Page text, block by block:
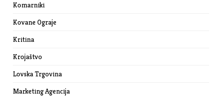
Komarniki
Kovane Ograje
Kritina
Krojaštvo
Lovska Trgovina
Marketing Agencija